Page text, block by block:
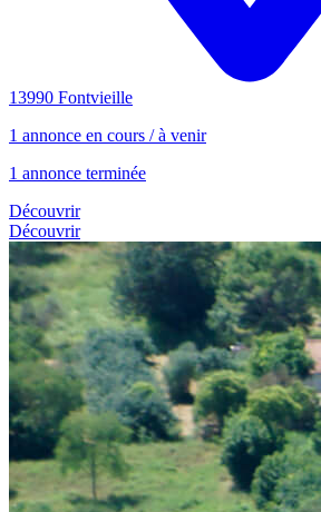
13990 Fontvieille
1 annonce en cours / à venir
1 annonce terminée
Découvrir
Découvrir